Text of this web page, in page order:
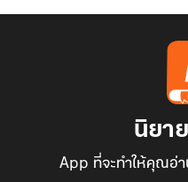
นิยา
App ที่จะทำให้คุณอ่